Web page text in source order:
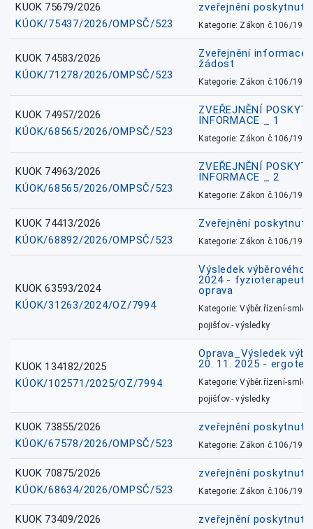
KUOK 75679/2026
KÚOK/75437/2026/OMPSČ/523
zveřejnění
Kategorie: Zákon č.106/1999
KUOK 74583/2026
KÚOK/71278/2026/OMPSČ/523
Zveřejnění informace
žádost
Kategorie: Zákon č.106/1999
KUOK 74957/2026
KÚOK/68565/2026/OMPSČ/523
ZVEŘEJNĚNÍ
INFORMACE _ 1
Kategorie: Zákon č.106/1999
KUOK 74963/2026
KÚOK/68565/2026/OMPSČ/523
ZVEŘEJNĚNÍ
INFORMACE _ 2
Kategorie: Zákon č.106/1999
KUOK 74413/2026
KÚOK/68892/2026/OMPSČ/523
Zveřejnění
Kategorie: Zákon č.106/1999
KUOK 63593/2024
KÚOK/31263/2024/OZ/7994
Výsledek výběrového
2024 - fyzioterapeut,
oprava
Kategorie: Výběr.řízení-
pojišťov.- výsledky
KUOK 134182/2025
KÚOK/102571/2025/OZ/7994
Oprava_Výsledek
20. 11. 2025 -
Kategorie: Výběr.řízení-
pojišťov.- výsledky
KUOK 73855/2026
KÚOK/67578/2026/OMPSČ/523
zveřejnění
Kategorie: Zákon č.106/1999
KUOK 70875/2026
KÚOK/68634/2026/OMPSČ/523
zveřejnění
Kategorie: Zákon č.106/1999
KUOK 73409/2026
zveřejnění